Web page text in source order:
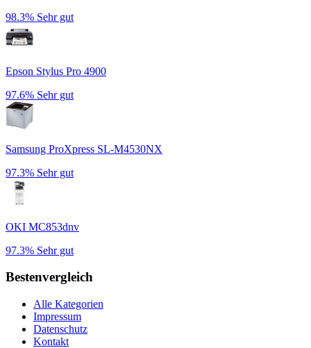
98.3% Sehr gut
Epson Stylus Pro 4900
97.6% Sehr gut
Samsung ProXpress SL-M4530NX
97.3% Sehr gut
OKI MC853dnv
97.3% Sehr gut
Bestenvergleich
Alle Kategorien
Impressum
Datenschutz
Kontakt